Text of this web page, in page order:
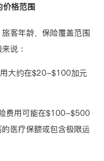
价格范围
客年龄、保险覆盖范围
说：
大约在$20-$100加元
费用可能在$100-$500
医疗保额或包含极限运